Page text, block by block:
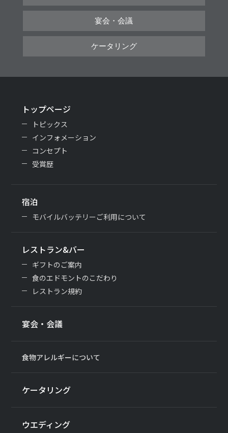
宴会・会議
ケータリング
トップページ
トピックス
インフォメーション
コンセプト
受賞歴
宿泊
モバイルバッテリーご利用について
レストラン&バー
ギフトのご案内
食のエドモントのこだわり
レストラン規約
宴会・会議
食物アレルギーについて
ケータリング
ウエディング